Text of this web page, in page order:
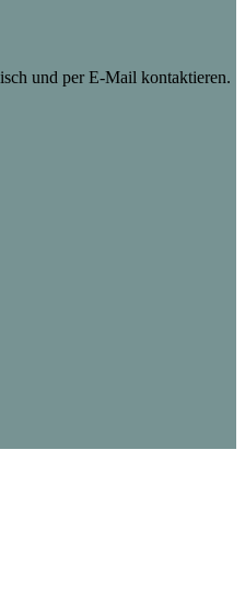
und per E-Mail kontaktieren.